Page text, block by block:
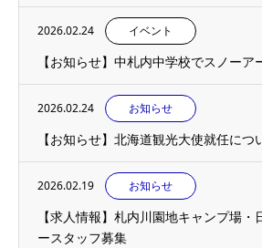
2026.02.24 イベント
【お知らせ】中札内中学校でスノーア
2026.02.24 お知らせ
【お知らせ】北海道観光大使就任につ
2026.02.19 お知らせ
【求人情報】札内川園地キャンプ場・
ースタッフ募集